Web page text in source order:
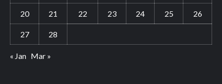
20 21 22 23 24 25 26
27 28
« Jan Mar »